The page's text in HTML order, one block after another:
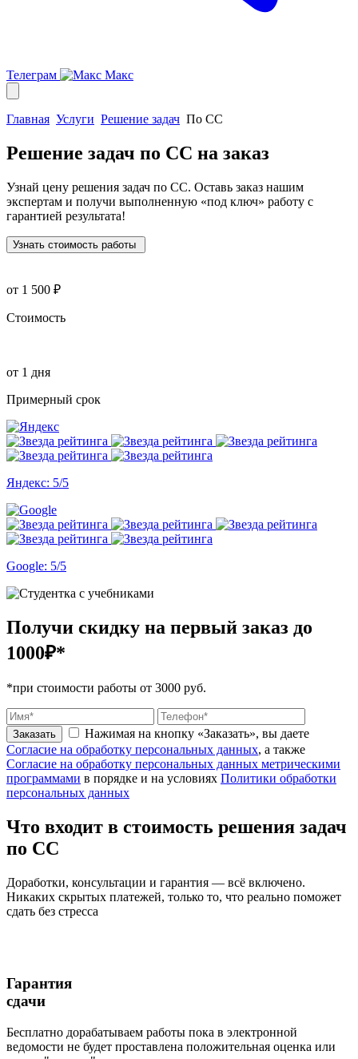
Телеграм Макс
Главная Услуги Решение задач По СС
Решение задач по СС на заказ
Узнай цену решения задач по СС. Оставь заказ нашим
экспертам и получи выполненную «под ключ» работу с
гарантией результата!
Узнать стоимость работы
от 1 500 ₽
Стоимость
от 1 дня
Примерный срок
Яндекс: 5/5
Google: 5/5
Получи скидку на первый заказ до
1000₽*
*при стоимости работы от 3000 руб.
Заказать
Нажимая на кнопку «Заказать», вы даете
Согласие на обработку персональных данных, а также
Согласие на обработку персональных данных метрическими
программами в порядке и на условиях Политики обработки
персональных данных
Что входит в стоимость решения задач
по СС
Доработки, консультации и гарантия — всё включено.
Никаких скрытых платежей, только то, что реально поможет
сдать без стресса
Гарантия
сдачи
Бесплатно дорабатываем работы пока в электронной
ведомости не будет проставлена положительная оценка или